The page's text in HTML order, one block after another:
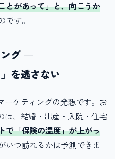
とがあって」と、向こうか
です。
ング —
を逃さない
ーケティングの発想です。お
は、結婚・出産・入院・住宅
で「保険の温度」が上がっ
いつ訪れるかは予測できま